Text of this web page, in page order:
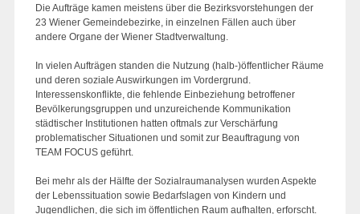
Die Aufträge kamen meistens über die Bezirksvorstehungen der
23 Wiener Gemeindebezirke, in einzelnen Fällen auch über
andere Organe der Wiener Stadtverwaltung.
In vielen Aufträgen standen die Nutzung (halb-)öffentlicher Räume
und deren soziale Auswirkungen im Vordergrund.
Interessenskonflikte, die fehlende Einbeziehung betroffener
Bevölkerungsgruppen und unzureichende Kommunikation
städtischer Institutionen hatten oftmals zur Verschärfung
problematischer Situationen und somit zur Beauftragung von
TEAM FOCUS geführt.
Bei mehr als der Hälfte der Sozialraumanalysen wurden Aspekte
der Lebenssituation sowie Bedarfslagen von Kindern und
Jugendlichen, die sich im öffentlichen Raum aufhalten, erforscht.